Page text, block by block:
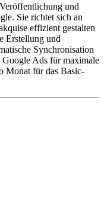
und
Sie richtet sich an
effizient gestalten
Erstellung und
Synchronisation
Ads für maximale
Monat für das Basic-